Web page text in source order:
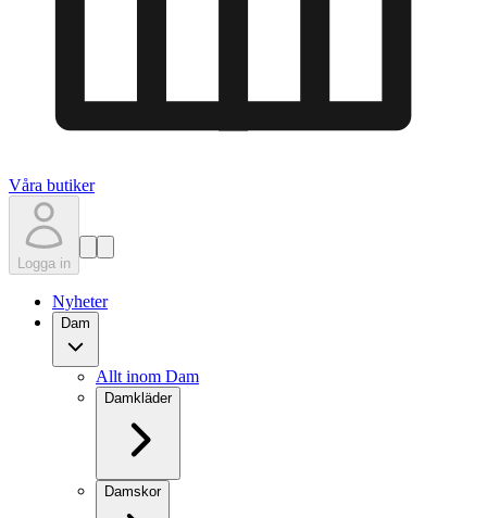
Våra butiker
Logga in
Nyheter
Dam
Allt inom Dam
Damkläder
Damskor